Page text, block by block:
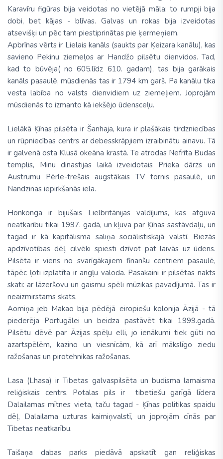
Karavīru figūras bija veidotas no vietējā māla: to rumpji bija
dobi, bet kājas - blīvas. Galvas un rokas bija izveidotas
atsevišķi un pēc tam piestiprinātas pie ķermeņiem.
Apbrīnas vērts ir Lielais kanāls (saukts par Ķeizara kanālu), kas
savieno Pekinu ziemeļos ar Handžo pilsētu dienvidos. Tad,
kad to būvēja( no 605.līdz 610. gadam), tas bija garākais
kanāls pasaulē, mūsdienās tas ir 1794 km garš. Pa kanālu tika
vesta labība no valsts dienvidiem uz ziemeļiem. Joprojām
mūsdienās to izmanto kā iekšējo ūdensceļu.
Lielākā Ķīnas pilsēta ir Šanhaja, kura ir plašākais tirdzniecības
un rūpniecības centrs ar debesskrāpjiem izraibinātu ainavu. Tā
ir galvenā osta Klusā okeāna krastā. Te atrodas Nefrīta Budas
templis, Minu dinastijas laikā izveidotais Prieka dārzs un
Austrumu Pērle-trešais augstākais TV tornis pasaulē, un
Nandzinas iepirkšanās iela.
Honkonga ir bijušais Lielbritānijas valdījums, kas atguva
neatkarību tikai 1997. gadā, un kļuva par Ķīnas sastāvdaļu, un
tagad ir kā kapitālisma saliņa sociālistiskajā valstī. Biezās
apdzīvotības dēļ, cilvēki spiesti dzīvot pat laivās uz ūdens.
Pilsēta ir viens no svarīgākajiem finanšu centriem pasaulē,
tāpēc ļoti izplatīta ir angļu valoda. Pasakaini ir pilsētas nakts
skati: ar lāzeršovu un gaismu spēli mūzikas pavadījumā. Tas ir
neaizmirstams skats.
Aomiņa jeb Makao bija pēdējā eiropiešu kolonija Āzijā - tā
piederēja Portugālei un beidza pastāvēt tikai 1999.gadā.
Pilsētu dēvē par Āzijas spēļu elli, jo ienākumi tiek gūti no
azartspēlēm, kazino un viesnīcām, kā arī mākslīgo ziedu
ražošanas un pirotehnikas ražošanas.
Lasa (Lhasa) ir Tibetas galvaspilsēta un budisma lamaisma
reliģiskais centrs. Potalas pils ir tibetiešu garīgā līdera
Dalailamas mītnes vieta, taču tagad - Ķīnas politikas spaidu
dēļ, Dalailama uzturas kaimiņvalstī, un joprojām cīnās par
Tibetas neatkarību.
Taišaņa dabas parks piedāvā apskatīt gan reliģiskas